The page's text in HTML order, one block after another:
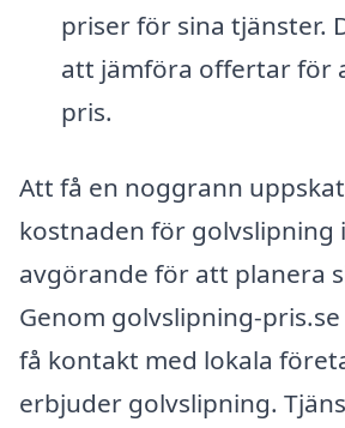
priser för sina tjänster.
att jämföra offertar för
pris.
Att få en noggrann
kostnaden för golvslipning
avgörande för att planera
Genom golvslipning-
få kontakt med lokala
erbjuder golvslipning.